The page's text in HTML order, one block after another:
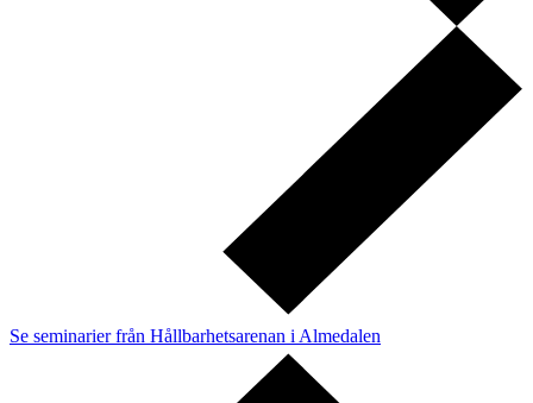
Se seminarier från Hållbarhetsarenan i Almedalen